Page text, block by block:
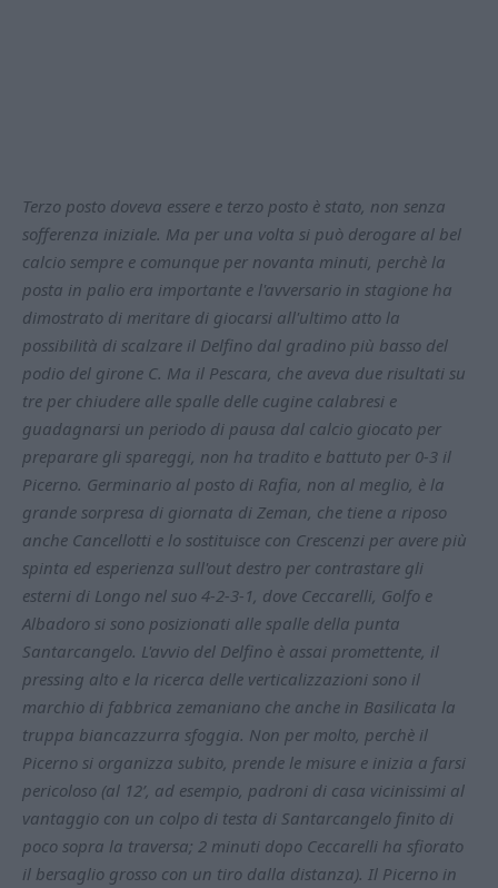
Terzo posto doveva essere e terzo posto è stato, non senza
sofferenza iniziale. Ma per una volta si può derogare al bel
calcio sempre e comunque per novanta minuti, perchè la
posta in palio era importante e l'avversario in stagione ha
dimostrato di meritare di giocarsi all'ultimo atto la
possibilità di scalzare il Delfino dal gradino più basso del
podio del girone C. Ma il Pescara, che aveva due risultati su
tre per chiudere alle spalle delle cugine calabresi e
guadagnarsi un periodo di pausa dal calcio giocato per
preparare gli spareggi, non ha tradito e battuto per 0-3 il
Picerno. Germinario al posto di Rafia, non al meglio, è la
grande sorpresa di giornata di Zeman, che tiene a riposo
anche Cancellotti e lo sostituisce con Crescenzi per avere più
spinta ed esperienza sull'out destro per contrastare gli
esterni di Longo nel suo 4-2-3-1, dove Ceccarelli, Golfo e
Albadoro si sono posizionati alle spalle della punta
Santarcangelo. L'avvio del Delfino è assai promettente, il
pressing alto e la ricerca delle verticalizzazioni sono il
marchio di fabbrica zemaniano che anche in Basilicata la
truppa biancazzurra sfoggia. Non per molto, perchè il
Picerno si organizza subito, prende le misure e inizia a farsi
pericoloso (al 12’, ad esempio, padroni di casa vicinissimi al
vantaggio con un colpo di testa di Santarcangelo finito di
poco sopra la traversa; 2 minuti dopo Ceccarelli ha sfiorato
il bersaglio grosso con un tiro dalla distanza). Il Picerno in